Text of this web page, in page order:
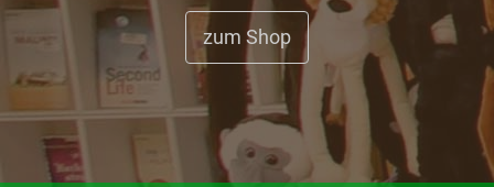
zum Shop